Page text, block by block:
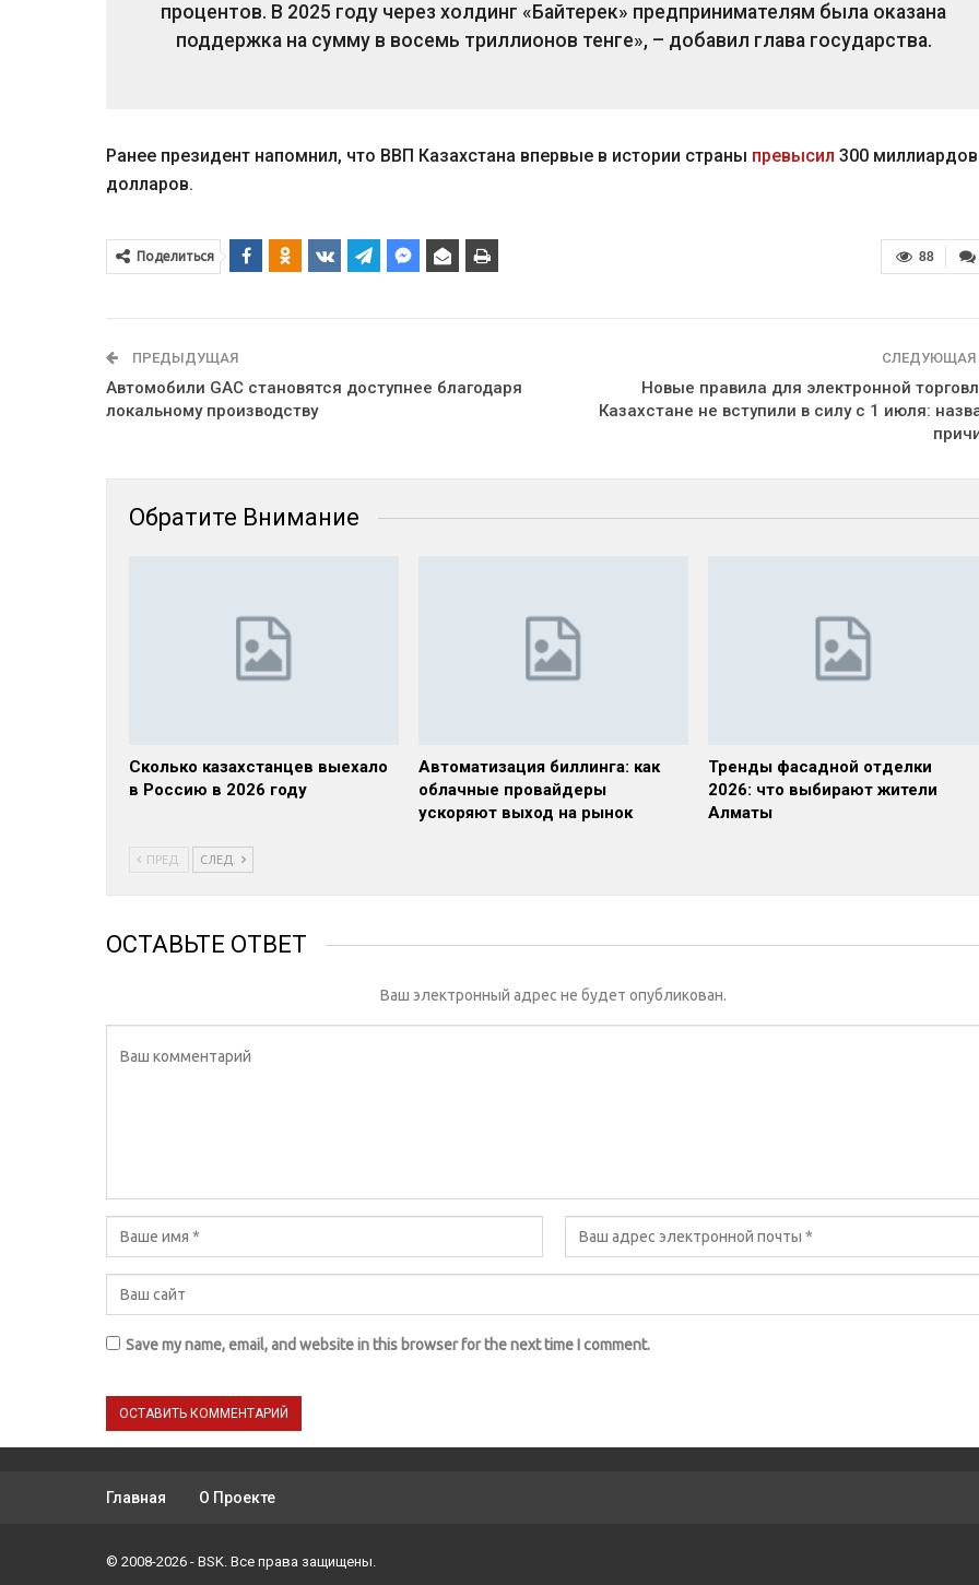
процентов. В 2025 году через холдинг «Байтерек» предпринимателям была оказана
поддержка на сумму в восемь триллионов тенге», – добавил глава государства.
Ранее президент напомнил, что ВВП Казахстана впервые в истории страны превысил 300 миллиардов
долларов.
88
Поделиться
ПРЕДЫДУЩАЯ
Автомобили GAC становятся доступнее благодаря
локальному производству
СЛЕДУЮЩАЯ
Новые правила для электронной
Казахстане не вступили в силу с 1 июля:
Обратите Внимание
Сколько казахстанцев выехало
в Россию в 2026 году
Автоматизация биллинга: как
облачные провайдеры
ускоряют выход на рынок
Тренды фасадной отделки
2026: что выбирают жители
Алматы
ПРЕД. СЛЕД.
ОСТАВЬТЕ ОТВЕТ
Ваш электронный адрес не будет опубликован.
Save my name, email, and website in this browser for the next time I comment.
Главная О Проекте
© 2008-2026 - BSK. Все права защищены.